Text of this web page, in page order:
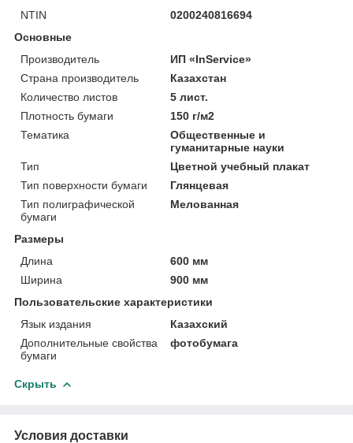
NTIN
0200240816694
Основные
Производитель
ИП «InService»
Страна производитель
Казахстан
Количество листов
5 лист.
Плотность бумаги
150 г/м2
Тематика
Общественные и
гуманитарные науки
Тип
Цветной учебный плакат
Тип поверхности бумаги
Глянцевая
Тип полиграфической
бумаги
Мелованная
Размеры
Длина
600 мм
Ширина
900 мм
Пользовательские характеристики
Язык издания
Казахский
Дополнительные свойства
бумаги
фотобумага
Скрыть
Условия доставки